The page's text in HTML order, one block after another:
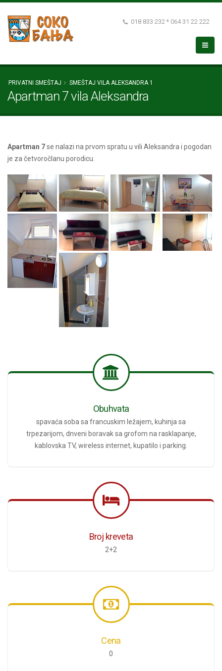
018 833 232 * 064 31 22 222
PRIVATNI SMEŠTAJ SMEŠTAJ VILA ALEKSANDRA 1
Apartman 7 vila Aleksandra
Apartman 7se nalazi na prvom spratu u vili Aleksandra i pogodan
je za četvoročlanu porodicu.
Obuhvata
spavaća soba sa francuskim ležajem, kuhinja sa
trpezarijom, dnveni boravak sa grofom na rasklapanje,
kablovska TV, wireless internet, kupatilo i parking.
Broj kreveta
2+2
Cena
0